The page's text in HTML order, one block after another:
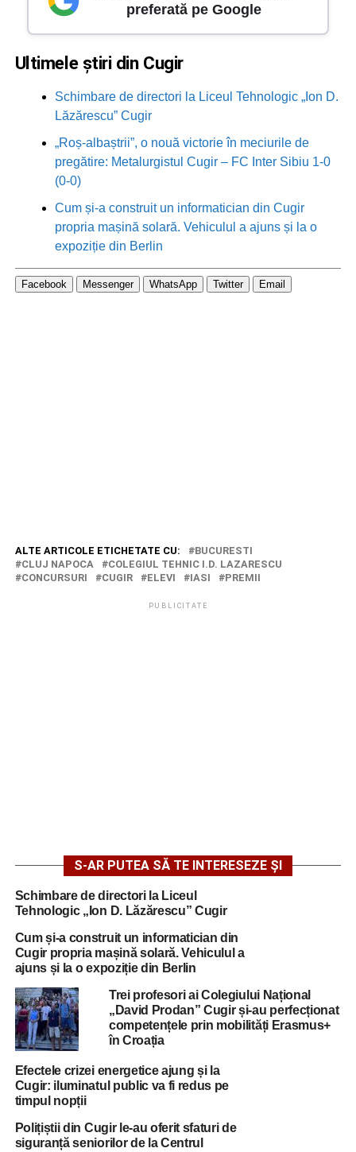
preferată pe Google
Ultimele știri din Cugir
Schimbare de directori la Liceul Tehnologic „Ion D.
Lăzărescu” Cugir
„Roș-albaștrii”, o nouă victorie în meciurile de
pregătire: Metalurgistul Cugir – FC Inter Sibiu 1-0
(0-0)
Cum și-a construit un informatician din Cugir
propria mașină solară. Vehiculul a ajuns și la o
expoziție din Berlin
Facebook Messenger WhatsApp Twitter Email
ALTE ARTICOLE ETICHETATE CU:
BUCURESTI
CLUJ NAPOCA
COLEGIUL TEHNIC I.D. LAZARESCU
CONCURSURI
CUGIR ELEVI IASI PREMII
PUBLICITATE
S-AR PUTEA SĂ TE INTERESEZE ȘI
Schimbare de directori la Liceul
Tehnologic „Ion D. Lăzărescu” Cugir
Cum și-a construit un informatician din
Cugir propria mașină solară. Vehiculul a
ajuns și la o expoziție din Berlin
Trei profesori ai Colegiului Național
„David Prodan” Cugir și-au perfecționat
competențele prin mobilități Erasmus+
în Croația
Efectele crizei energetice ajung și la
Cugir: iluminatul public va fi redus pe
timpul nopții
Polițiștii din Cugir le-au oferit sfaturi de
siguranță seniorilor de la Centrul